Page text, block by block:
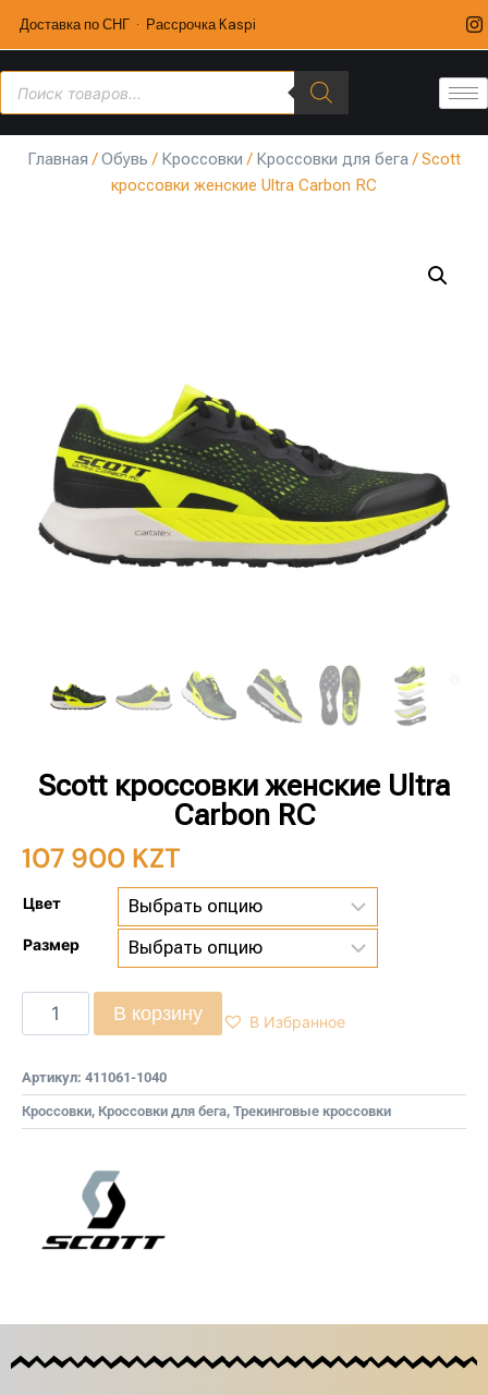
Доставка по СНГ · Рассрочка Kaspi
Главная /Обувь / Кроссовки / Кроссовки для бега/ Scott
кроссовки женские Ultra Carbon RC
Scott кроссовки женские Ultra
Carbon RC
107 900 KZT
Цвет
Размер
В корзину В Избранное
Артикул: 411061-1040
Кроссовки, Кроссовки для бега, Трекинговые кроссовки